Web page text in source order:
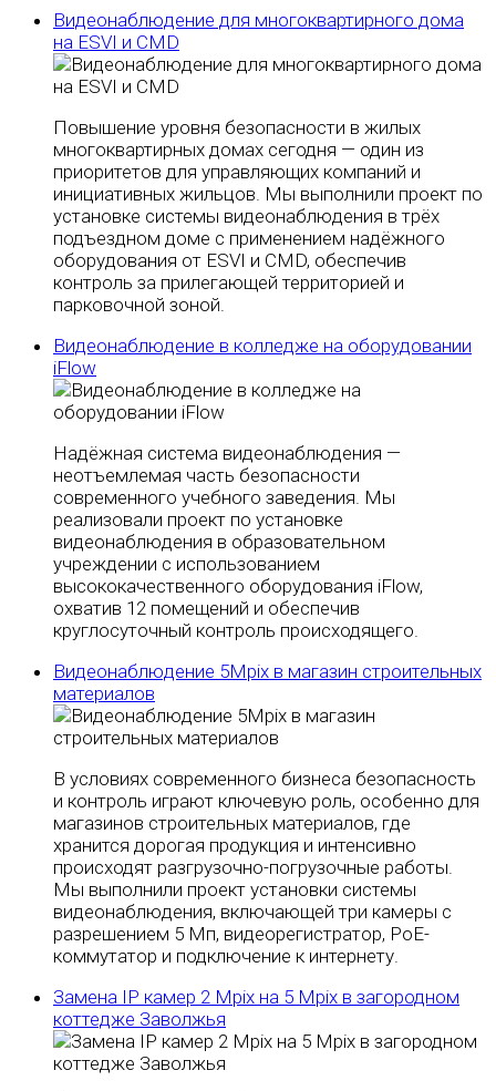
Видеонаблюдение для многоквартирного дома
на ESVI и CMD
Повышение уровня безопасности в жилых
многоквартирных домах сегодня — один из
приоритетов для управляющих компаний и
инициативных жильцов. Мы выполнили проект по
установке системы видеонаблюдения в трёх
подъездном доме с применением надёжного
оборудования от ESVI и CMD, обеспечив
контроль за прилегающей территорией и
парковочной зоной.
Видеонаблюдение в колледже на оборудовании
iFlow
Надёжная система видеонаблюдения —
неотъемлемая часть безопасности
современного учебного заведения. Мы
реализовали проект по установке
видеонаблюдения в образовательном
учреждении с использованием
высококачественного оборудования iFlow,
охватив 12 помещений и обеспечив
круглосуточный контроль происходящего.
Видеонаблюдение 5Mpix в магазин строительных
материалов
В условиях современного бизнеса безопасность
и контроль играют ключевую роль, особенно для
магазинов строительных материалов, где
хранится дорогая продукция и интенсивно
происходят разгрузочно-погрузочные работы.
Мы выполнили проект установки системы
видеонаблюдения, включающей три камеры с
разрешением 5 Мп, видеорегистратор, PoE-
коммутатор и подключение к интернету.
Замена IP камер 2 Mpix на 5 Mpix в загородном
коттедже Заволжья